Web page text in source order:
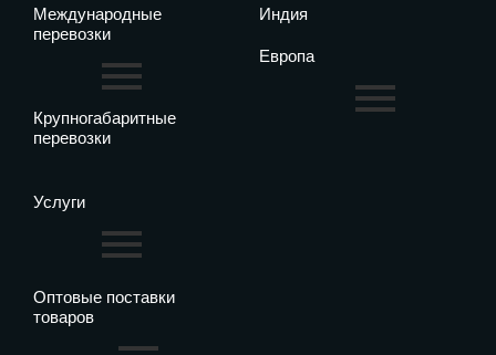
Международные
перевозки
Крупногабаритные
перевозки
Индия
Европа
Услуги
Оптовые поставки
товаров